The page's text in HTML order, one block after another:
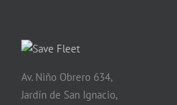
Av. Niño Obrero 634,
Jardín de San Ignacio,